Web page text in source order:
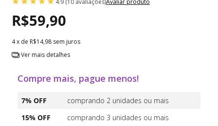
R$59,90
4x de R$14,98 sem juros
Ver mais detalhes
Compre mais, pague menos!
7% OFF
comprando 2 unidades ou mais
15% OFF
comprando 3 unidades ou mais